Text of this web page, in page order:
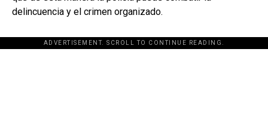
delincuencia y el crimen organizado.
ADVERTISEMENT. SCROLL TO CONTINUE READING.